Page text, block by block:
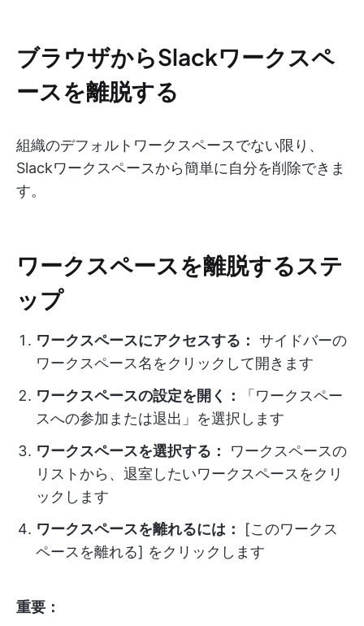
ブラウザからSlackワークスペ
ースを離脱する
組織のデフォルトワークスペースでない限り、
Slackワークスペースから簡単に自分を削除できま
す。
ワークスペースを離脱するステ
ップ
ワークスペースにアクセスする： サイドバーの
ワークスペース名をクリックして開きます
ワークスペースの設定を開く：
「ワークスペー
スへの参加または退出」を選択します
ワークスペースを選択する：
ワークスペースの
リストから、退室したいワークスペースをクリ
ックします
ワークスペースを離れるには：
[このワークス
ペースを離れる] をクリックします
重要：